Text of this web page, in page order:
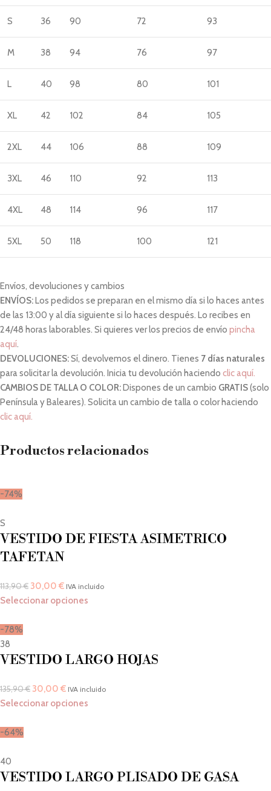
S 36 90 72 93
M 38 94 76 97
L 40 98 80 101
XL 42 102 84 105
2XL 44 106 88 109
3XL 46 110 92 113
4XL 48 114 96 117
5XL 50 118 100 121
Envíos, devoluciones y cambios
ENVÍOS: Los pedidos se preparan en el mismo día si lo haces antes
de las 13:00 y al día siguiente si lo haces después. Lo recibes en
24/48 horas laborables. Si quieres ver los precios de envío pincha
aquí.
DEVOLUCIONES:Sí, devolvemos el dinero. Tienes 7 días naturales
para solicitar la devolución. Inicia tu devolución haciendo clic aquí.
CAMBIOS DE TALLA O COLOR: Dispones de un cambio GRATIS(solo
Península y Baleares). Solicita un cambio de talla o color haciendo
clic aquí.
Productos relacionados
-74%
S
VESTIDO DE FIESTA ASIMETRICO
TAFETAN
113,90€ 30,00 € IVA incluido
Seleccionar opciones
-78%
38
VESTIDO LARGO HOJAS
135,90€ 30,00 € IVA incluido
Seleccionar opciones
-64%
40
VESTIDO LARGO PLISADO DE GASA